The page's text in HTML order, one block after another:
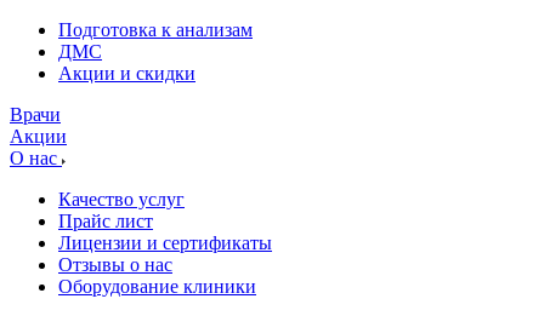
Подготовка к анализам
­ДМС
­Акции и скидки
Врачи
Акции
О нас
Качество услуг
Прайс лист
Лицензии и сертификаты
Отзывы о нас
Оборудование клиники